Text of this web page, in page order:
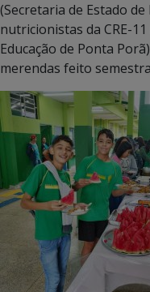
(Secretaria de Estado
nutricionistas da CRE-
Educação de Ponta
merendas feito